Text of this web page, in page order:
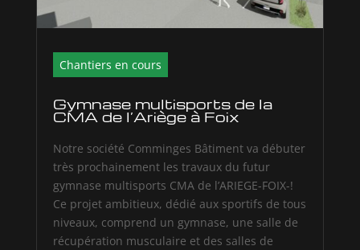
Chantiers en cours
Gymnase multisports de la
CMA de l’Ariège à Foix
Notre société Comminges Bâtiment va débuter
très prochainement les travaux du futur
gymnase multisports CMA de l’ARIEGE-FOIX-! ️
Ce projet ambitieux, dédié aux sportifs de tous
niveaux, comprend un gymnase, une salle de
récupération musculaire et des salles de